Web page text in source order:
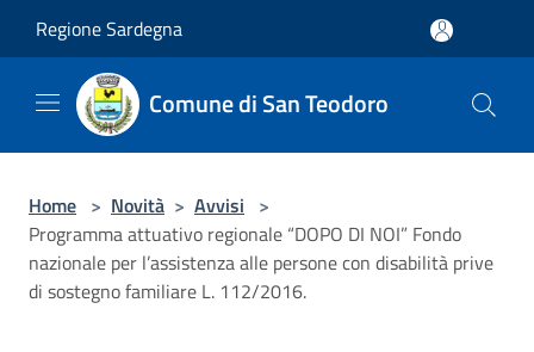
Regione Sardegna
Comune di San Teodoro
Home > Novità > Avvisi >
Programma attuativo regionale “DOPO DI NOI” Fondo
nazionale per l’assistenza alle persone con disabilità prive
di sostegno familiare L. 112/2016.